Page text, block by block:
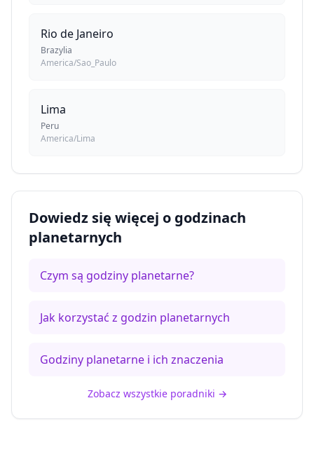
Rio de Janeiro
Brazylia
America/Sao_Paulo
Lima
Peru
America/Lima
Dowiedz się więcej o godzinach
planetarnych
Czym są godziny planetarne?
Jak korzystać z godzin planetarnych
Godziny planetarne i ich znaczenia
Zobacz wszystkie poradniki →